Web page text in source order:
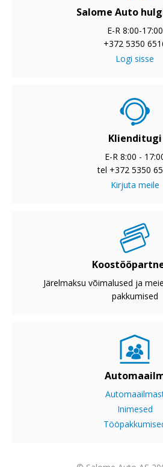
Salome Auto
E-R 8:00-17:00
+372 5350
Logi sisse
Klienditugi
E-R 8:00 -
tel +372 5350
Kirjuta meile
Järelmaksu võimalused ja
pakkumised
Inimesed